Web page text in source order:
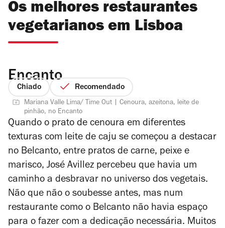
Os melhores restaurantes
vegetarianos em Lisboa
Encanto
Chiado Recomendado
Mariana Valle Lima/ Time Out | Cenoura, azeitona, leite de
pinhão, no Encanto
Quando o prato de cenoura em diferentes
texturas com leite de caju se começou a destacar
no Belcanto, entre pratos de carne, peixe e
marisco, José Avillez percebeu que havia um
caminho a desbravar no universo dos vegetais.
Não que não o soubesse antes, mas num
restaurante como o Belcanto não havia espaço
para o fazer com a dedicação necessária. Muitos